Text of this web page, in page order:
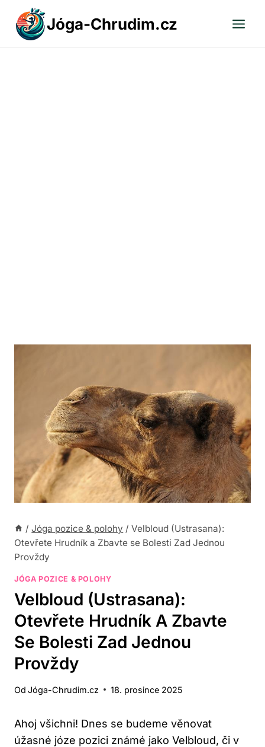
Přeskočit
obsah
Jóga-Chrudim.cz
/ Jóga pozice & polohy / Velbloud (Ustrasana):
Otevřete Hrudník a Zbavte se Bolesti Zad Jednou
Provždy
JÓGA POZICE & POLOHY
Velbloud (Ustrasana):
Otevřete Hrudník A Zbavte
Se Bolesti Zad Jednou
Provždy
Od Jóga-Chrudim.cz 18. prosince 2025
Ahoj ‌všichni! Dnes se‍ budeme věnovat
úžasné józe pozici známé jako Velbloud, či v